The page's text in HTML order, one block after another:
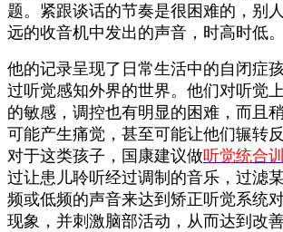
题。紧跟谈话的节奏是很困难的，别
远的收音机中发出的声音，时高时低
他的记录呈现了日常生活中的自闭症
过听觉感知外界的世界。他们对听觉
的敏感，调控也有明显的困难，而且
可能产生痛觉，甚至可能让他们辗转反
对于这类孩子，国康建议做听觉统合
过让患儿聆听经过调制的音乐，过滤
频或低频的声音来达到矫正听觉系统
现象，并刺激脑部活动，从而达到改